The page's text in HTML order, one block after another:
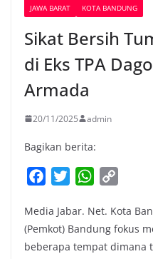
JAWA BARAT KOTA BANDUNG
Sikat Bersih
di Eks TPA
Armada
20/11/2025 admin
Bagikan berita:
c
e
b
i
t
t
W
a
t
s
p
y
L
Media Jabar. Net. Kota
(Pemkot) Bandung fokus
beberapa tempat dimana